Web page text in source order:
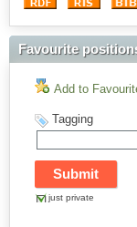
Favourite
Add to
Tagging
just private